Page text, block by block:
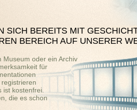
SICH BEREITS MIT
BEREICH AUF UNSERER
Museum oder ein Archiv
für
ist kostenfrei.
die es schon